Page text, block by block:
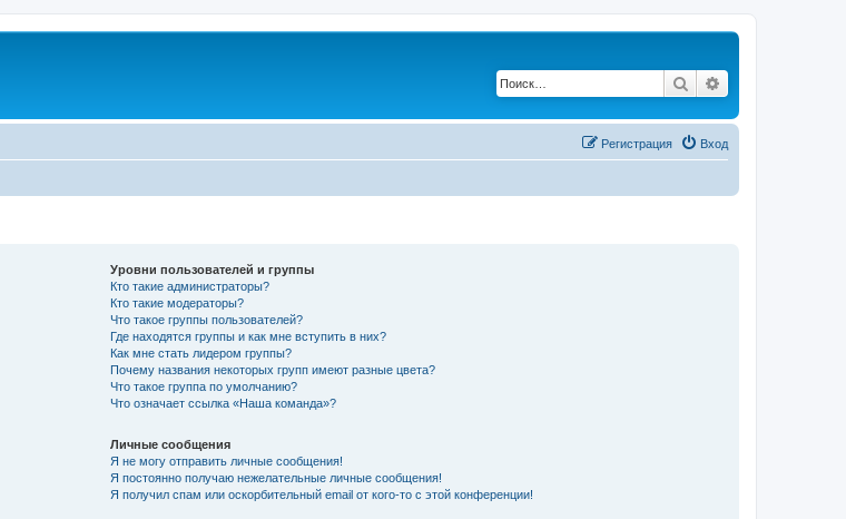
Поиск
Вход
Регистрация
Уровни пользователей и группы
Кто такие администраторы?
Кто такие модераторы?
Что такое группы пользователей?
Где находятся группы и как мне вступить в них?
Как мне стать лидером группы?
Почему названия некоторых групп имеют разные цвета?
Что такое группа по умолчанию?
Что означает ссылка «Наша команда»?
Личные сообщения
Я не могу отправить личные сообщения!
Я постоянно получаю нежелательные личные сообщения!
Я получил спам или оскорбительный email от кого-то с этой конференции!